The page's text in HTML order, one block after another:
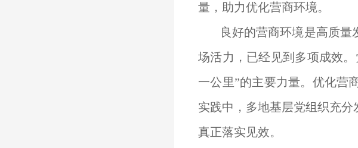
量，助力优化营商环境。
良好的营商环境是高质
场活力，已经见到多项成效
一公里”的主要力量。优化营
实践中，多地基层党组织充
真正落实见效。